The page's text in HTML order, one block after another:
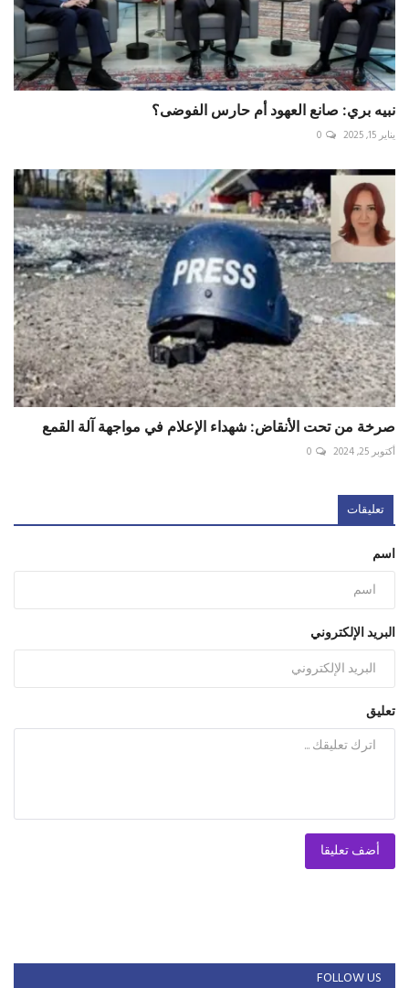
نبيه بري: صانع العهود أم حارس الفوضى؟
يناير 15, 2025 0
صرخة من تحت الأنقاض: شهداء الإعلام في مواجهة آلة القمع
أكتوبر 25, 2024 0
تعليقات
اسم
البريد الإلكتروني
تعليق
أضف تعليقا
FOLLOW US